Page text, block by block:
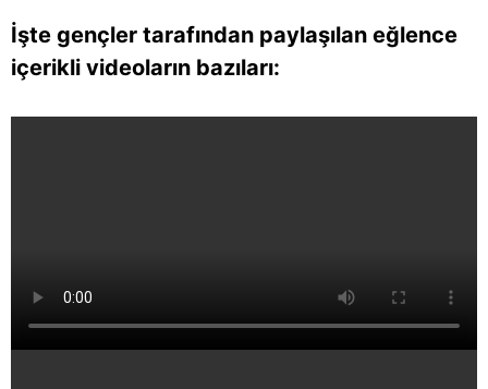
İşte gençler tarafından paylaşılan eğlence
içerikli videoların bazıları: